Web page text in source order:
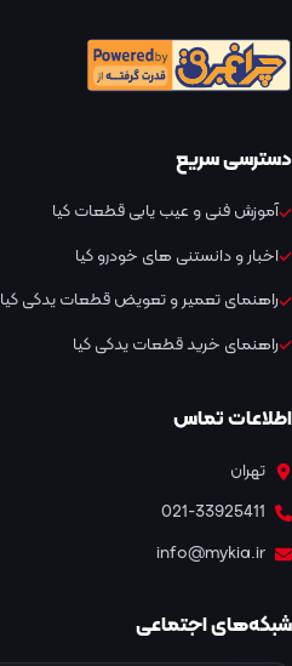
دسترسی سریع
آموزش فنی و عیب یابی قطعات کیا
اخبار و دانستنی های خودرو کیا
راهنمای تعمیر و تعویض قطعات یدکی کیا
راهنمای خرید قطعات یدکی کیا
اطلاعات تماس
تهران
021-33925411
info@mykia.ir
شبکه‌های اجتماعی